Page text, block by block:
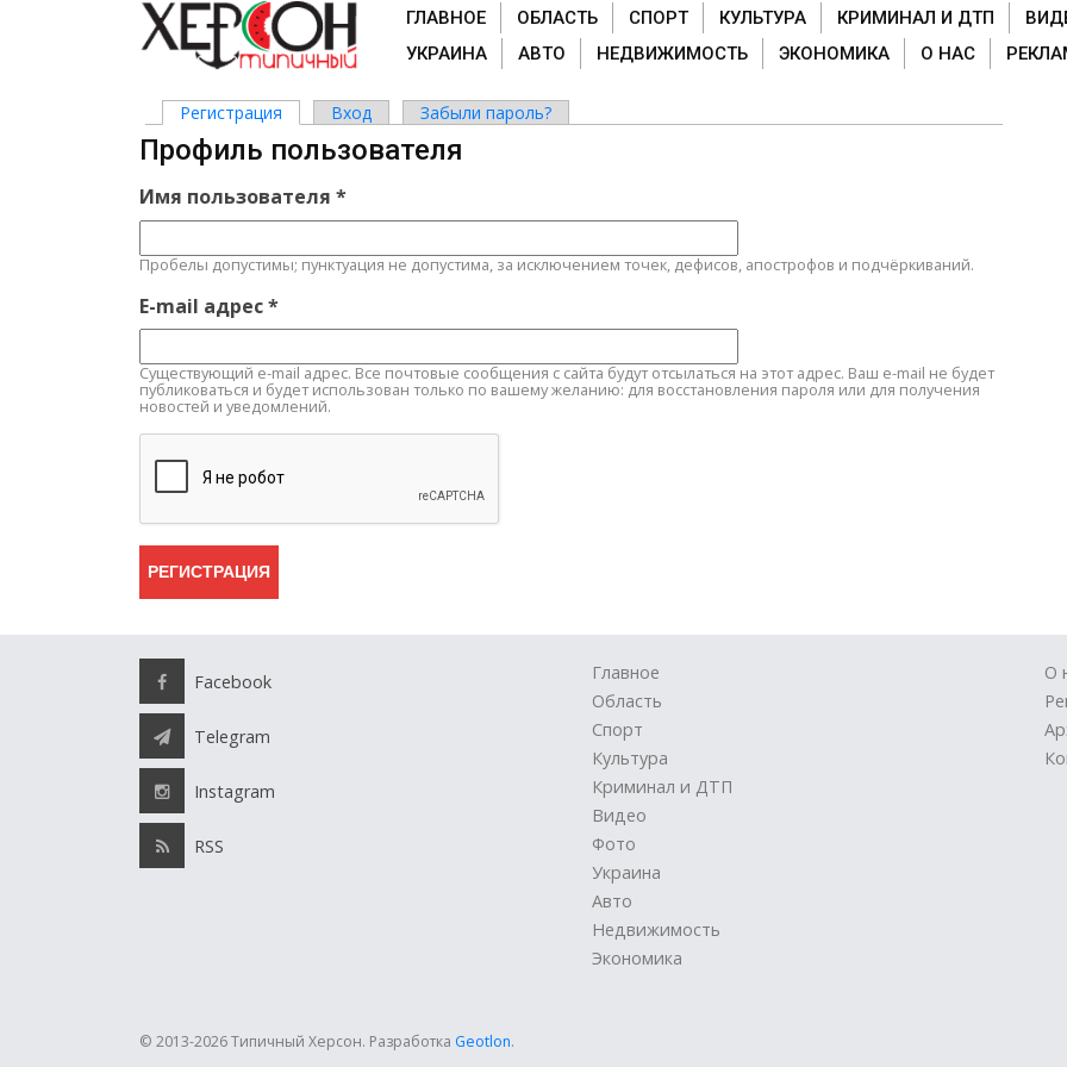
ГЛАВНОЕ ОБЛАСТЬ СПОРТ КУЛЬТУРА КРИМИНАЛ И ДТП
УКРАИНА
АВТО НЕДВИЖИМОСТЬ ЭКОНОМИКА О НАС
Главные вкладки
Регистрация (активная вкладка)
Вход Забыли пароль?
Профиль пользователя
Имя пользователя *
Пробелы допустимы; пунктуация не допустима, за исключением точек, дефисов, апострофов и подчёркиваний.
E-mail адрес*
Существующий e-mail адрес. Все почтовые сообщения с сайта будут отсылаться на этот адрес. Ваш e-mail не будет
публиковаться и будет использован только по вашему желанию: для восстановления пароля или для получения
новостей и уведомлений.
Facebook
Telegram
Instagram
RSS
Главное
Область
Спорт
Культура
Криминал и ДТП
Видео
Фото
Украина
Авто
Недвижимость
Экономика
О
© 2013-2026 Типичный Херсон. Разработка Geotlon.